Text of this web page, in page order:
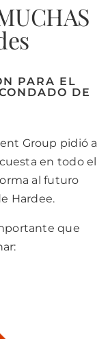
PARA EL
DE
Group pidió a
en todo el
al futuro
Hardee.
que